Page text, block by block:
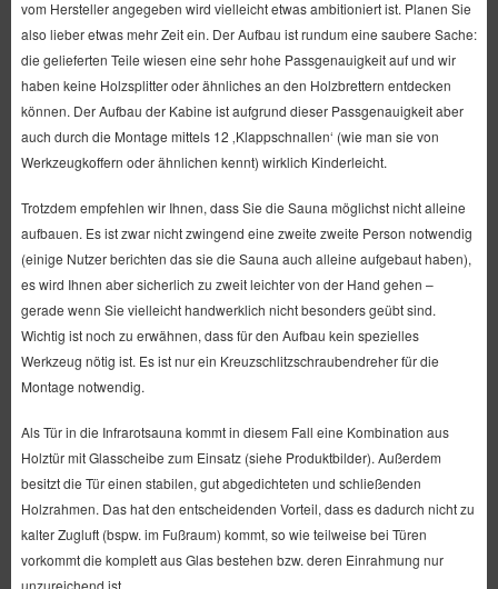
vom Hersteller angegeben wird vielleicht etwas ambitioniert ist. Planen Sie
also lieber etwas mehr Zeit ein. Der Aufbau ist rundum eine saubere Sache:
die gelieferten Teile wiesen eine sehr hohe Passgenauigkeit auf und wir
haben keine Holzsplitter oder ähnliches an den Holzbrettern entdecken
können. Der Aufbau der Kabine ist aufgrund dieser Passgenauigkeit aber
auch durch die Montage mittels 12 ‚Klappschnallen‘ (wie man sie von
Werkzeugkoffern oder ähnlichen kennt) wirklich Kinderleicht.
Trotzdem empfehlen wir Ihnen, dass Sie die Sauna möglichst nicht alleine
aufbauen. Es ist zwar nicht zwingend eine zweite zweite Person notwendig
(einige Nutzer berichten das sie die Sauna auch alleine aufgebaut haben),
es wird Ihnen aber sicherlich zu zweit leichter von der Hand gehen –
gerade wenn Sie vielleicht handwerklich nicht besonders geübt sind.
Wichtig ist noch zu erwähnen, dass für den Aufbau kein spezielles
Werkzeug nötig ist. Es ist nur ein Kreuzschlitzschraubendreher für die
Montage notwendig.
Als Tür in die Infrarotsauna kommt in diesem Fall eine Kombination aus
Holztür mit Glasscheibe zum Einsatz (siehe Produktbilder). Außerdem
besitzt die Tür einen stabilen, gut abgedichteten und schließenden
Holzrahmen. Das hat den entscheidenden Vorteil, dass es dadurch nicht zu
kalter Zugluft (bspw. im Fußraum) kommt, so wie teilweise bei Türen
vorkommt die komplett aus Glas bestehen bzw. deren Einrahmung nur